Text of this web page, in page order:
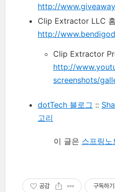
http://
Clip Extractor LLC
http://
Clip Extractor
http://
screenshots/
dotTech 블로그 ::
고리
이 글은 스프링노
공감 구독하기